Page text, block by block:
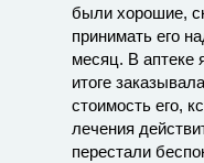
были хорошие,
принимать его
месяц. В аптеке
итоге
стоимость его,
лечения
перестали